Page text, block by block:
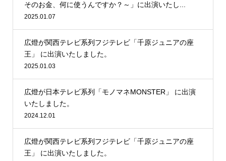
そのお金、何に使うんですか？～」に出演いたし...
2025.01.07
広燈が関西テレビ系列フジテレビ「千原ジュニアの座
王」 に出演いたしました。
2025.01.03
広燈が日本テレビ系列「モノマネMONSTER」 に出演
いたしました。
2024.12.01
広燈が関西テレビ系列フジテレビ「千原ジュニアの座
王」 に出演いたしました。